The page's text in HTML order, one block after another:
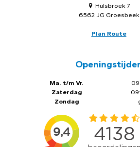
Hulsbroek 7
6562 JG Groesbeek
Plan Route
Ma. t/m Vr.
Zaterdag
Zondag